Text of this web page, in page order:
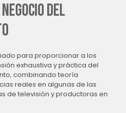
DEL
para proporcionar a los
exhaustiva y práctica del
combinando teoría
reales en algunas de las
de televisión y productoras en